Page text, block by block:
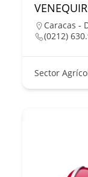
Caracas -
(0212)
Sector